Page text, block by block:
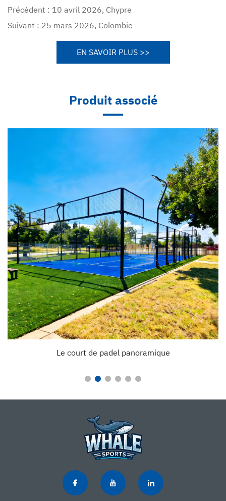
Précédent : 10 avril 2026, Chypre
Suivant : 25 mars 2026, Colombie
EN SAVOIR PLUS >>
Produit associé
Le court de padel panoramique